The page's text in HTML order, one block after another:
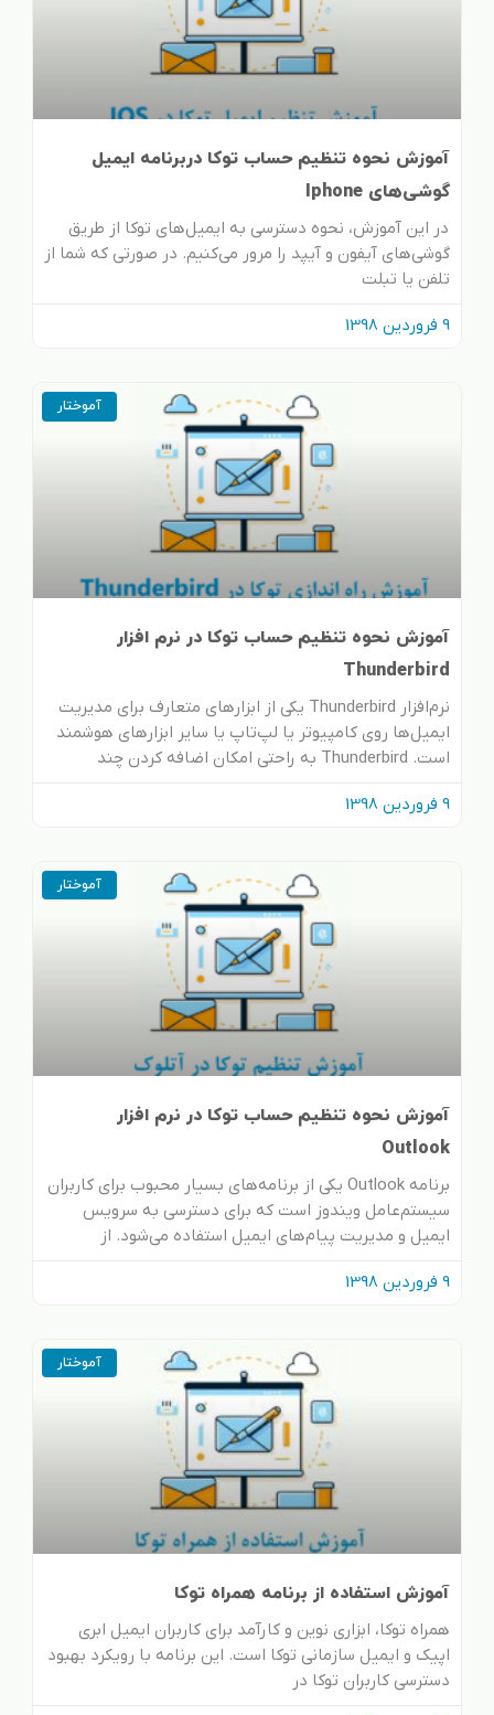
آموزش نحوه تنظیم حساب توکا دربرنامه ایمیل
گوشی‌های Iphone
در این آموزش، نحوه دسترسی به ایمیل‌های توکا از طریق
گوشی‌های آیفون و آیپد را مرور می‌کنیم. در صورتی که شما از
تلفن‌ یا تبلت‌
9 فروردین 1398
آموختار
آموزش نحوه تنظیم حساب توکا در نرم افزار
Thunderbird
نرم‌افزار Thunderbird یکی از ابزارهای متعارف برای مدیریت
ایمیل‌ها روی کامپیوتر یا لپ‌تاپ یا سایر ابزارهای هوشمند
است. Thunderbird به راحتی امکان اضافه کردن چند
9 فروردین 1398
آموختار
آموزش نحوه تنظیم حساب توکا در نرم افزار
Outlook
برنامه Outlook یکی از برنامه‌های بسیار محبوب برای کاربران
سیستم‌عامل ویندوز است که برای دسترسی به سرویس
ایمیل و مدیریت پیام‌های ایمیل استفاده می‌شود. از
9 فروردین 1398
آموختار
آموزش استفاده از برنامه همراه توکا
همراه توکا، ابزاری نوین و کارآمد برای کاربران ایمیل ابری
اپیک و ایمیل سازمانی توکا است. این برنامه با رویکرد بهبود
دسترسی کاربران توکا در